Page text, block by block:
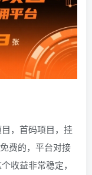
，首码项目，挂
费的，平台对接
收益非常稳定，